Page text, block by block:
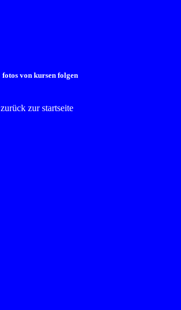
fotos von kursen folgen
zurück zur startseite